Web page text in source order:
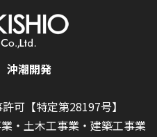
潮開発
可【特定第28197号】
・土木工事業・建築工事業